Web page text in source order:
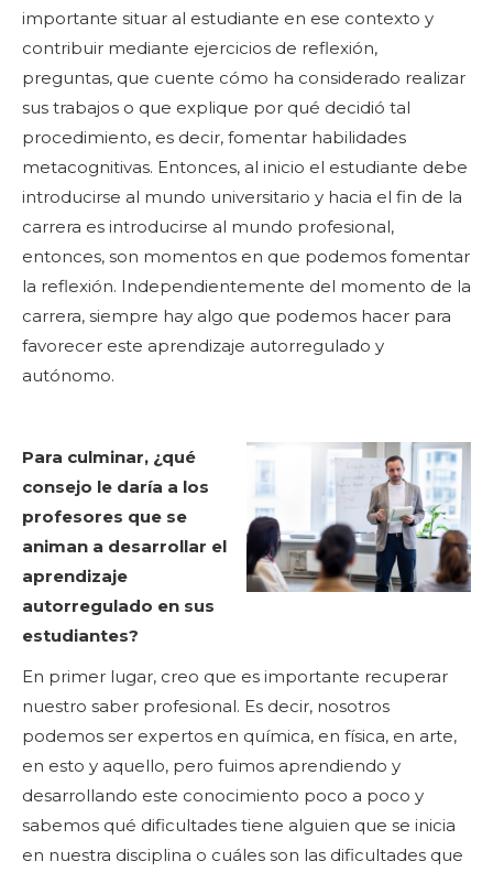
importante situar al estudiante en ese contexto y
contribuir mediante ejercicios de reflexión,
preguntas, que cuente cómo ha considerado realizar
sus trabajos o que explique por qué decidió tal
procedimiento, es decir, fomentar habilidades
metacognitivas. Entonces, al inicio el estudiante debe
introducirse al mundo universitario y hacia el fin de la
carrera es introducirse al mundo profesional,
entonces, son momentos en que podemos fomentar
la reflexión. Independientemente del momento de la
carrera, siempre hay algo que podemos hacer para
favorecer este aprendizaje autorregulado y
autónomo.
Para culminar, ¿qué
consejo le daría a los
profesores que se
animan a desarrollar el
aprendizaje
autorregulado en sus
estudiantes?
En primer lugar, creo que es importante recuperar
nuestro saber profesional. Es decir, nosotros
podemos ser expertos en química, en física, en arte,
en esto y aquello, pero fuimos aprendiendo y
desarrollando este conocimiento poco a poco y
sabemos qué dificultades tiene alguien que se inicia
en nuestra disciplina o cuáles son las dificultades que